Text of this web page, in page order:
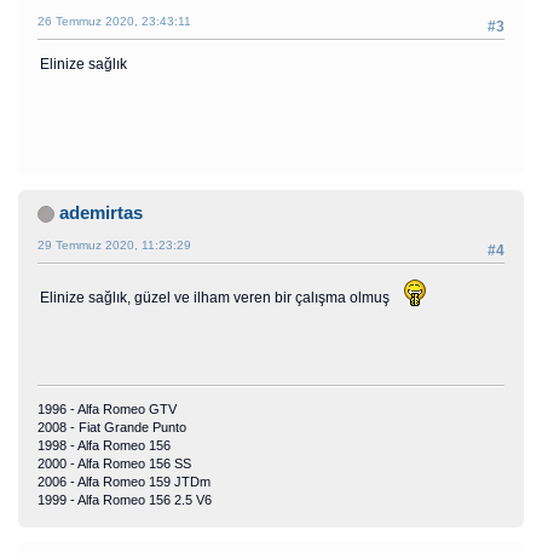
#3
26 Temmuz 2020, 23:43:11
Elinize sağlık
ademirtas
#4
29 Temmuz 2020, 11:23:29
Elinize sağlık, güzel ve ilham veren bir çalışma olmuş
1996 - Alfa Romeo GTV
2008 - Fiat Grande Punto
1998 - Alfa Romeo 156
2000 - Alfa Romeo 156 SS
2006 - Alfa Romeo 159 JTDm
1999 - Alfa Romeo 156 2.5 V6